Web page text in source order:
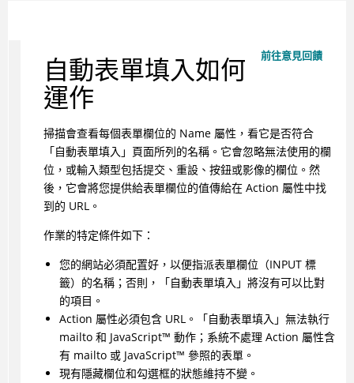
前往意見回饋
自動表單填入如何
運作
掃描會查看每個表單欄位的 Name 屬性，看它是否符合
「自動表單填入」頁面所列的名稱。它會忽略無法使用的欄
位，或輸入類型包括提交、重設、按鈕或影像的欄位。然
後，它會將您提供給表單欄位的值傳給在 Action 屬性中找
到的 URL。
作業的特定條件如下：
您的網站必須配置好，以便指派表單欄位（INPUT 標
籤）的名稱；否則，「自動表單填入」將沒有可以比對
的項目。
Action 屬性必須包含 URL。「自動表單填入」無法執行
mailto 和 JavaScript™ 動作；系統不處理 Action 屬性含
有 mailto 或 JavaScript™ 參照的表單。
現有隱藏欄位和勾選框的狀態維持不變。